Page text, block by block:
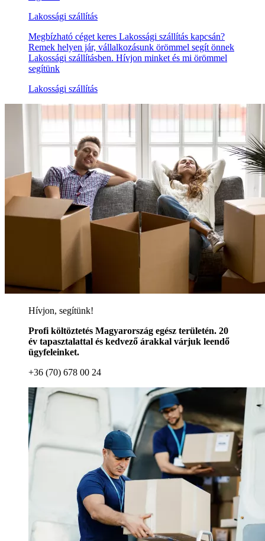
Lakossági szállítás
Megbízható céget keres Lakossági szállítás kapcsán?
Remek helyen jár, vállalkozásunk örömmel segít önnek
Lakossági szállításben. Hívjon minket és mi örömmel
segítünk
Lakossági szállítás
Hívjon, segítünk!
Profi költöztetés Magyarország egész területén. 20
év tapasztalattal és kedvező árakkal várjuk leendő
ügyfeleinket.
+36 (70) 678 00 24